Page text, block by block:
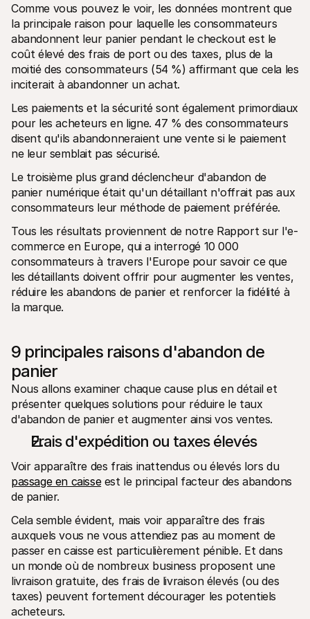
Comme vous pouvez le voir, les données montrent que
la principale raison pour laquelle les consommateurs
abandonnent leur panier pendant le checkout est le
coût élevé des frais de port ou des taxes, plus de la
moitié des consommateurs (54 %) affirmant que cela les
inciterait à abandonner un achat.
Les paiements et la sécurité sont également primordiaux
pour les acheteurs en ligne. 47 % des consommateurs
disent qu'ils abandonneraient une vente si le paiement
ne leur semblait pas sécurisé.
Le troisième plus grand déclencheur d'abandon de
panier numérique était qu'un détaillant n'offrait pas aux
consommateurs leur méthode de paiement préférée.
Tous les résultats proviennent de notre Rapport sur l'e-
commerce en Europe, qui a interrogé 10 000
consommateurs à travers l'Europe pour savoir ce que
les détaillants doivent offrir pour augmenter les ventes,
réduire les abandons de panier et renforcer la fidélité à
la marque.
9 principales raisons d'abandon de
panier
Nous allons examiner chaque cause plus en détail et
présenter quelques solutions pour réduire le taux
d'abandon de panier et augmenter ainsi vos ventes.
Frais d'expédition ou taxes élevés
Voir apparaître des frais inattendus ou élevés lors du
passage en caisse est le principal facteur des abandons
de panier.
Cela semble évident, mais voir apparaître des frais
auxquels vous ne vous attendiez pas au moment de
passer en caisse est particulièrement pénible. Et dans
un monde où de nombreux business proposent une
livraison gratuite, des frais de livraison élevés (ou des
taxes) peuvent fortement décourager les potentiels
acheteurs.